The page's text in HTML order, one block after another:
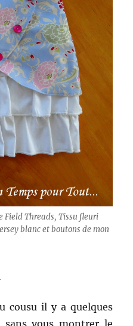
Field Threads, Tissu fleuri
blanc et boutons de mon
cousu il y a quelques